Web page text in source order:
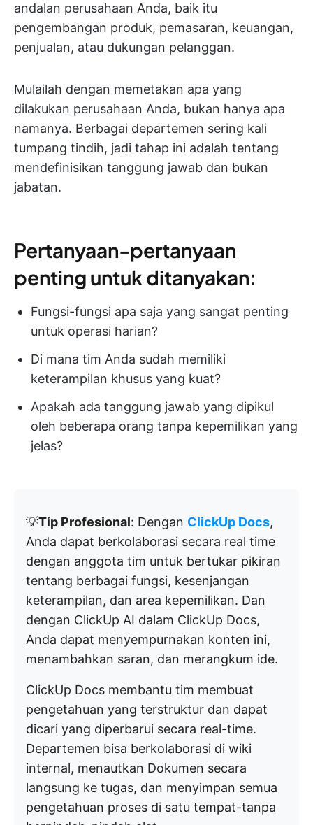
andalan perusahaan Anda, baik itu
pengembangan produk, pemasaran, keuangan,
penjualan, atau dukungan pelanggan.
Mulailah dengan memetakan apa yang
dilakukan perusahaan Anda, bukan hanya apa
namanya. Berbagai departemen sering kali
tumpang tindih, jadi tahap ini adalah tentang
mendefinisikan tanggung jawab dan bukan
jabatan.
Pertanyaan-pertanyaan
penting untuk ditanyakan:
Fungsi-fungsi apa saja yang sangat penting
untuk operasi harian?
Di mana tim Anda sudah memiliki
keterampilan khusus yang kuat?
Apakah ada tanggung jawab yang dipikul
oleh beberapa orang tanpa kepemilikan yang
jelas?
💡Tip Profesional: Dengan ClickUp Docs,
Anda dapat berkolaborasi secara real time
dengan anggota tim untuk bertukar pikiran
tentang berbagai fungsi, kesenjangan
keterampilan, dan area kepemilikan. Dan
dengan ClickUp AI dalam ClickUp Docs,
Anda dapat menyempurnakan konten ini,
menambahkan saran, dan merangkum ide.
ClickUp Docs membantu tim membuat
pengetahuan yang terstruktur dan dapat
dicari yang diperbarui secara real-time.
Departemen bisa berkolaborasi di wiki
internal, menautkan Dokumen secara
langsung ke tugas, dan menyimpan semua
pengetahuan proses di satu tempat-tanpa